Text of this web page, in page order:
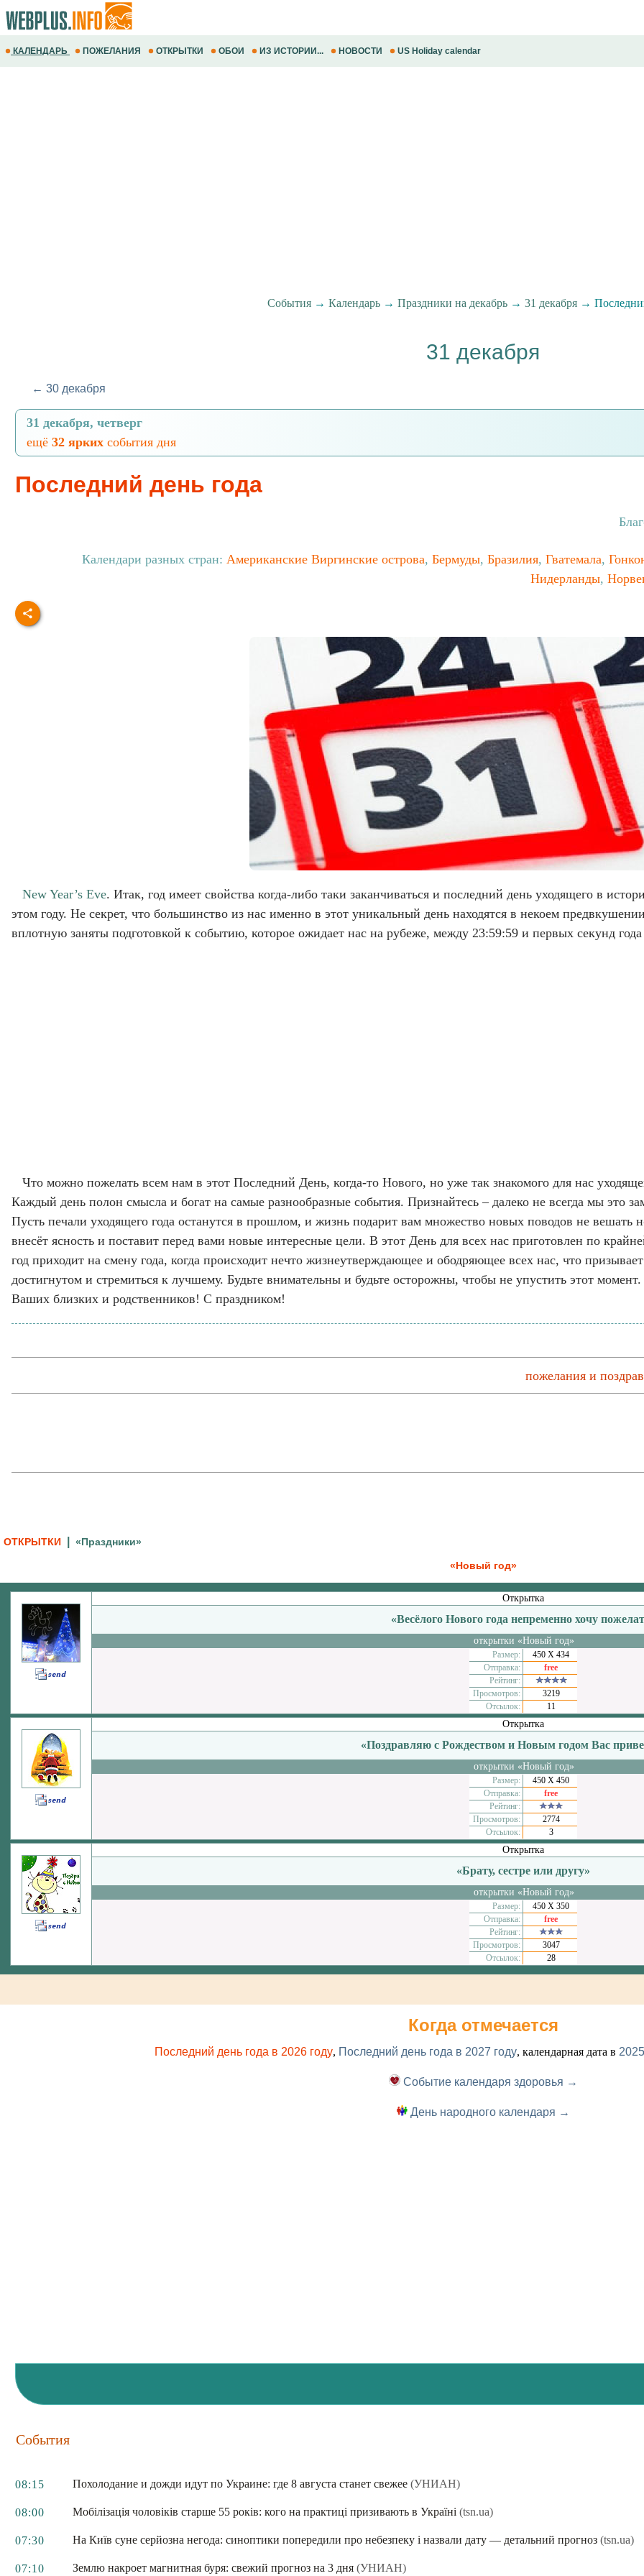
КАЛЕНДАРЬ ПОЖЕЛАНИЯ ОТКРЫТКИ ОБОИ ИЗ ИСТОРИИ... НОВОСТИ US Holiday calendar
События→ Календарь→ Праздники на декабрь→ 31 декабря→
31 декабря
← 30 декабря
31 декабря, четверг
ещё 32 ярких события дня
Последний день года
Календари разных стран: Американские Виргинские острова, Бермуды, Бразилия, Гватемала,
Нидерланды,
New Year’s Eve. Итак, год имеет свойства когда-либо таки заканчиваться и последний день уходящего в
этом году. Не секрет, что большинство из нас именно в этот уникальный день находятся в некоем
вплотную заняты подготовкой к событию, которое ожидает нас на рубеже, между 23:59:59 и первых секунд
Что можно пожелать всем нам в этот Последний День, когда-то Нового, но уже так знакомого для нас
Каждый день полон смысла и богат на самые разнообразные события. Признайтесь – далеко не всегда мы это
Пусть печали уходящего года останутся в прошлом, и жизнь подарит вам множество новых поводов не вешать
внесёт ясность и поставит перед вами новые интересные цели. В этот День для всех нас приготовлен по
год приходит на смену года, когда происходит нечто жизнеутверждающее и ободряющее всех нас, что
достигнутом и стремиться к лучшему. Будьте внимательны и будьте осторожны, чтобы не упустить этот
Ваших близких и родственников! С праздником!
пожелания и
ОТКРЫТКИ «Праздники»
«Новый год»
Открытка
«Весёлого Нового года непременно хочу
открытки «Новый год»
Размер:
450 Х 434
Отправка:
free
Рейтинг:
Просмотров:
3219
Отсылок:
11
Открытка
«Поздравляю с Рождеством и Новым годом Вас
открытки «Новый год»
Размер:
450 Х 450
Отправка:
free
Рейтинг:
Просмотров:
2774
Отсылок:
3
Открытка
«Брату, сестре или другу»
открытки «Новый год»
Размер:
450 Х 350
Отправка:
free
Рейтинг:
Просмотров:
3047
Отсылок:
28
Когда отмечается
Последний день года в 2026 году, Последний день года в 2027 году, календарная дата в
Событие календаря здоровья →
День народного календаря →
События
08:15 Похолодание и дожди идут по Украине: где 8 августа станет свежее (УНИАН)
08:00 Мобілізація чоловіків старше 55 років: кого на практиці призивають в Україні (tsn.ua)
07:30 На Київ суне серйозна негода: синоптики попередили про небезпеку і назвали дату — детальний прогноз (tsn.ua)
07:10 Землю накроет магнитная буря: свежий прогноз на 3 дня (УНИАН)